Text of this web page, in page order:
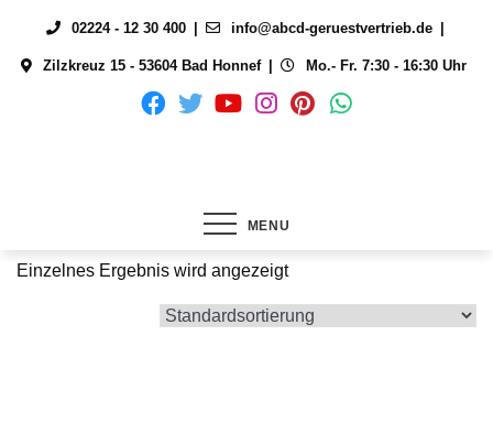
content
02224 - 12 30 400 info@abcd-geruestvertrieb.de
Zilzkreuz 15 - 53604 Bad Honnef Mo.- Fr. 7:30 - 16:30 Uhr
MENU
Einzelnes Ergebnis wird angezeigt